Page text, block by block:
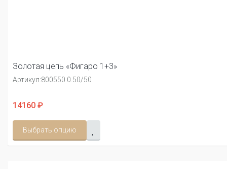
Золотая цепь «Фигаро 1+3»
Артикул:800550 0.50/50
14160 ₽
Выбрать опцию